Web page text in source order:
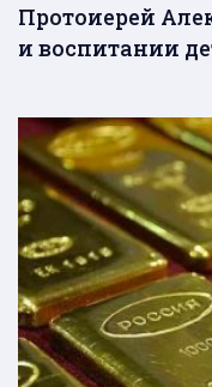
Протоиерей
и воспитании